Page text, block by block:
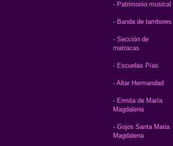
- Patrimonio musical
- Banda de tambores
- Sección de
matracas
- Escuelas Pías
- Altar Hermandad
- Ermita de María
Magdalena
- Gojos Santa Maria
Magdalena